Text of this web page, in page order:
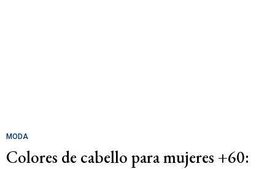
MODA
Colores de cabello para mujeres +60: